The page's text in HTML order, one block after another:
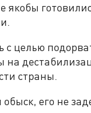
якобы
с целью
страны.
его не